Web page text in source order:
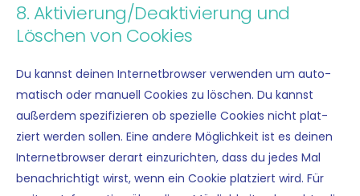
8. Aktivierung/Deaktivierung und
Löschen von Cookies
Du kannst dei­nen Inter­net­brow­ser ver­wen­den um auto­
ma­tisch oder manu­ell Coo­kies zu löschen. Du kannst
außer­dem spe­zi­fi­zie­ren ob spe­zi­el­le Coo­kies nicht plat­
ziert wer­den sol­len. Eine ande­re Mög­lich­keit ist es dei­nen
Inter­net­brow­ser der­art ein­zu­rich­ten, dass du jedes Mal
benach­rich­tigt wirst, wenn ein Coo­kie plat­ziert wird. Für